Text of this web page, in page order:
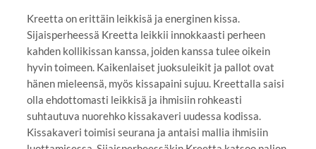
Kreetta on erittäin leikkisä ja energinen kissa.
Sijaisperheessä Kreetta leikkii innokkaasti perheen
kahden kollikissan kanssa, joiden kanssa tulee oikein
hyvin toimeen. Kaikenlaiset juoksuleikit ja pallot ovat
hänen mieleensä, myös kissapaini sujuu. Kreettalla saisi
olla ehdottomasti leikkisä ja ihmisiin rohkeasti
suhtautuva nuorehko kissakaveri uudessa kodissa.
Kissakaveri toimisi seurana ja antaisi mallia ihmisiin